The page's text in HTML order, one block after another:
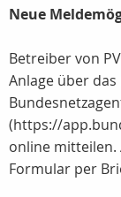
Neue
Betreiber von
Anlage über
(https://
online mitteilen.
Formular per